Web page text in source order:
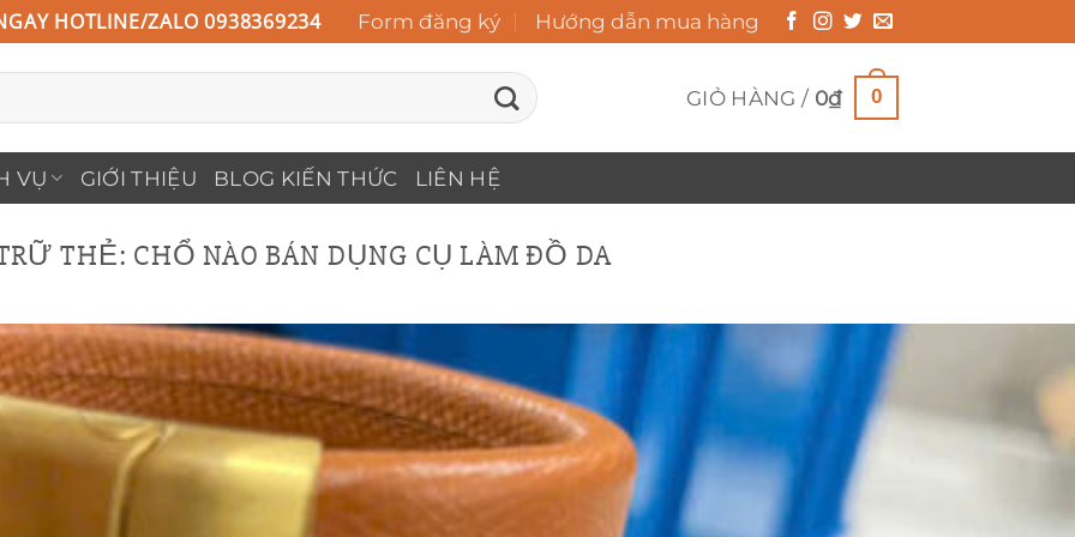
HOTLINE/ZALO 0938369234 Form đăng ký Hướng dẫn mua hàng
GIỎ HÀNG / 0₫ 0
VỤ GIỚI THIỆU BLOG KIẾN THỨC LIÊN HỆ
THẺ: CHỔ NÀO BÁN DỤNG CỤ LÀM ĐỒ DA